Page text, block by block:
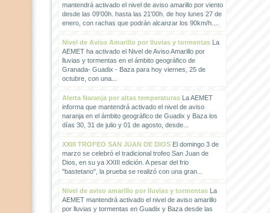
mantendrá activado el nivel de aviso amarillo por viento
desde las 09'00h. hasta las 21'00h. de hoy lunes 27 de
enero, con rachas que podrán alcanzar los 90km/h....
Nivel de Aviso Amarillo por lluvias y tormentasLa
AEMET ha activado el Nivel de Aviso Amarillo por
lluvias y tormentas en el ámbito geográfico de
Granada- Guadix - Baza para hoy viernes, 25 de
octubre, con una...
Alerta Naranja por altas temperaturasLa AEMET
informa que mantendrá activado el nivel de aviso
naranja en el ámbito geográfico de Guadix y Baza los
días 30, 31 de julio y 01 de agosto, desde...
XXIII TROFEO SAN JUAN DE DIOSEl domingo 3 de
marzo se celebró el tradicional trofeo San Juan de
Dios, en su ya XXIII edición. A pesar del frio
"bastetano", la prueba se realizó con una gran...
Nivel de aviso amarillo por lluvias y tormentasLa
AEMET mantendrá activado el nivel de aviso amarillo
por lluvias y tormentas en Guadix y Baza desde las